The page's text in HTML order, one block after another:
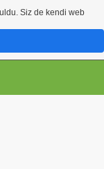
Siz de kendi web